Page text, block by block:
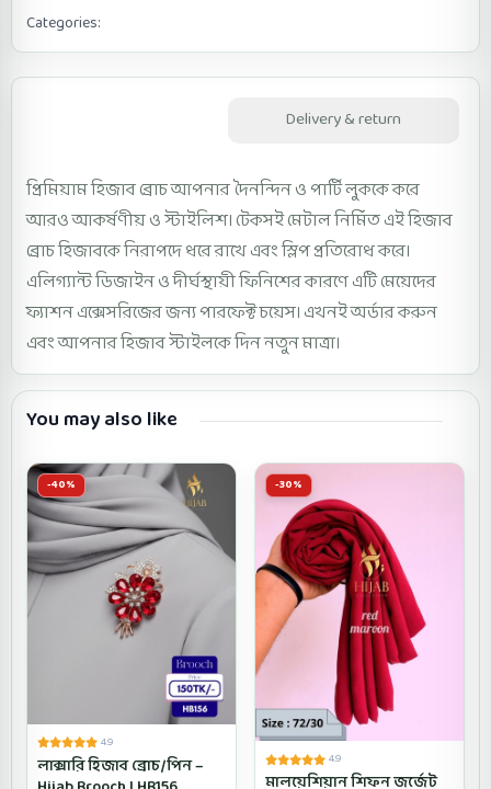
Categories:
Delivery & return
প্রিমিয়াম হিজাব ব্রোচ আপনার দৈনন্দিন ও পার্টি লুককে করে
আরও আকর্ষণীয় ও স্টাইলিশ। টেকসই মেটাল নির্মিত এই হিজাব
ব্রোচ হিজাবকে নিরাপদে ধরে রাখে এবং স্লিপ প্রতিরোধ করে।
এলিগ্যান্ট ডিজাইন ও দীর্ঘস্থায়ী ফিনিশের কারণে এটি মেয়েদের
ফ্যাশন এক্সেসরিজের জন্য পারফেক্ট চয়েস। এখনই অর্ডার করুন
এবং আপনার হিজাব স্টাইলকে দিন নতুন মাত্রা।
You may also like
-40%
4.9
লাক্সারি হিজাব ব্রোচ/পিন –
-30%
4.9
মালয়েশিয়ান শিফন জর্জেট